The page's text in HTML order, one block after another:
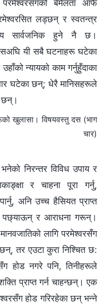
परमेश्‍वरसँगको बेमेलता आफै
लड्छन् र स्वतन्त्र
सार्वजनिक हुने नै छ।
यी सबै घटनाहरू घटेका
न्यायको काम गर्नुहुँदाका
घटेका छन्; धेरै मानिसहरूले
खुलासा। विषयवस्तु दस (भाग
चार)
भनेको निरन्तर विविध उपाय र
र चाहना पूरा गर्नु,
अनि उच्च हैसियत प्राप्त
पछ्याऊन् र आराधना गरून्।
लागि परमेश्‍वरसँग
तर एउटा कुरा निश्‍चित छ:
होड नगरे पनि, तिनीहरूले
प्राप्त गर्न चाहन्छन्। एक
होड गरिरहेका छन् भन्‍ने